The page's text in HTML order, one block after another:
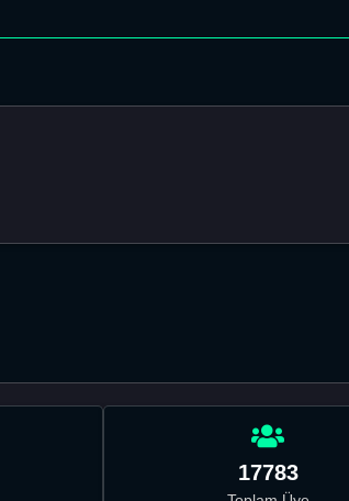
17783